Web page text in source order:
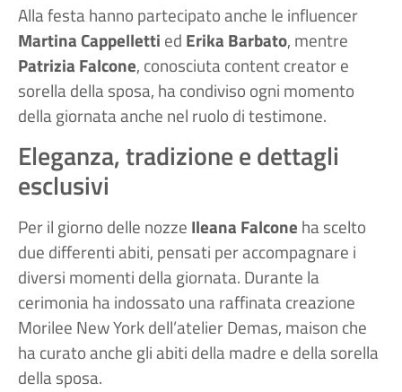
Alla festa hanno partecipato anche le influencer
Martina Cappelletti ed Erika Barbato, mentre
Patrizia Falcone, conosciuta content creator e
sorella della sposa, ha condiviso ogni momento
della giornata anche nel ruolo di testimone.
Eleganza, tradizione e dettagli
esclusivi
Per il giorno delle nozze Ileana Falcone ha scelto
due differenti abiti, pensati per accompagnare i
diversi momenti della giornata. Durante la
cerimonia ha indossato una raffinata creazione
Morilee New York dell’atelier Demas, maison che
ha curato anche gli abiti della madre e della sorella
della sposa.